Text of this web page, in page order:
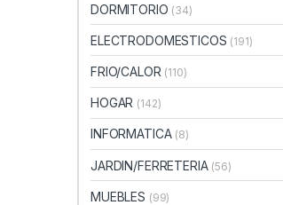
DORMITORIO (34)
ELECTRODOMESTICOS (191)
FRIO/CALOR (110)
HOGAR (142)
INFORMATICA (8)
JARDIN/FERRETERIA (56)
MUEBLES (99)